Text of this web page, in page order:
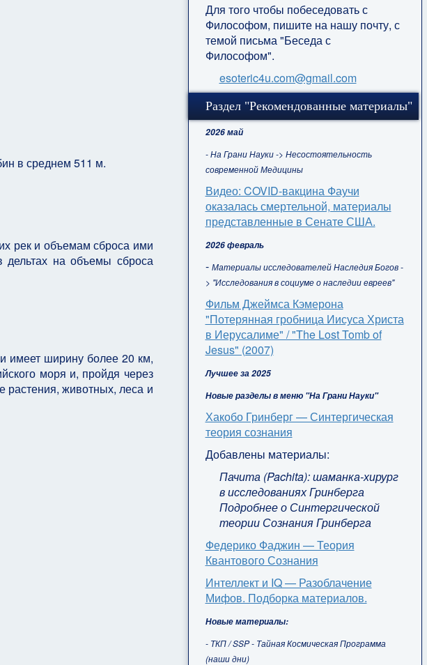
в среднем 511 м.
рек и объемам сброса ими
на объемы сброса
имеет ширину более 20 км,
моря и, пройдя через
растения, животных, леса и
Для того чтобы побеседовать с
Философом, пишите на нашу почту, с
темой письма "Беседа с
Философом".
esoteric4u.com@gmail.com
Раздел "Рекомендованные материалы"
2026 май
- На Грани Науки -> Несостоятельность
современной Медицины
Видео: COVID-вакцина Фаучи
оказалась смертельной, материалы
представленные в Сенате США.
2026 февраль
- Материалы исследователей Наследия Богов -
> "Исследования в социуме о наследии евреев"
Фильм Джеймса Кэмерона
"Потерянная гробница Иисуса Христа
в Иерусалиме" / "The Lost Tomb of
Jesus" (2007)
Лучшее за 2025
Новые разделы в меню "На Грани Науки"
Хакобо Гринберг — Синтергическая
теория сознания
Добавлены материалы:
Пачита (Pachita): шаманка-хирург
в исследованиях Гринберга
Подробнее о Синтергической
теории Сознания Гринберга
Федерико Фаджин — Теория
Квантового Сознания
Интеллект и IQ — Разоблачение
Мифов. Подборка материалов.
Новые материалы:
- ТКП / SSP - Тайная Космическая Программа
(наши дни)